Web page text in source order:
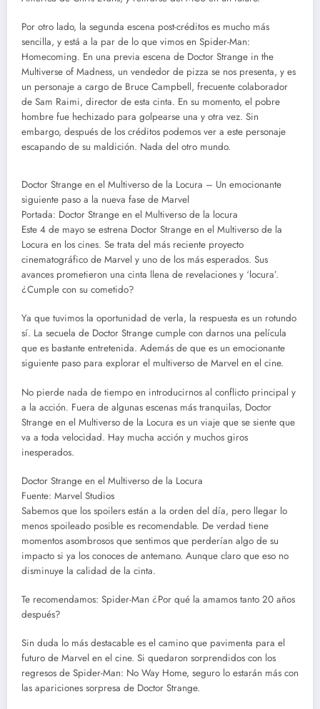
Por otro lado, la segunda escena post-créditos es mucho más
sencilla, y está a la par de lo que vimos en Spider-Man:
Homecoming. En una previa escena de Doctor Strange in the
Multiverse of Madness, un vendedor de pizza se nos presenta, y es
un personaje a cargo de Bruce Campbell, frecuente colaborador
de Sam Raimi, director de esta cinta. En su momento, el pobre
hombre fue hechizado para golpearse una y otra vez. Sin
embargo, después de los créditos podemos ver a este personaje
escapando de su maldición. Nada del otro mundo.
Doctor Strange en el Multiverso de la Locura – Un emocionante
siguiente paso a la nueva fase de Marvel
Portada: Doctor Strange en el Multiverso de la locura
Este 4 de mayo se estrena Doctor Strange en el Multiverso de la
Locura en los cines. Se trata del más reciente proyecto
cinematográfico de Marvel y uno de los más esperados. Sus
avances prometieron una cinta llena de revelaciones y ‘locura’.
¿Cumple con su cometido?
Ya que tuvimos la oportunidad de verla, la respuesta es un rotundo
sí. La secuela de Doctor Strange cumple con darnos una película
que es bastante entretenida. Además de que es un emocionante
siguiente paso para explorar el multiverso de Marvel en el cine.
No pierde nada de tiempo en introducirnos al conflicto principal y
a la acción. Fuera de algunas escenas más tranquilas, Doctor
Strange en el Multiverso de la Locura es un viaje que se siente que
va a toda velocidad. Hay mucha acción y muchos giros
inesperados.
Doctor Strange en el Multiverso de la Locura
Fuente: Marvel Studios
Sabemos que los spoilers están a la orden del día, pero llegar lo
menos spoileado posible es recomendable. De verdad tiene
momentos asombrosos que sentimos que perderían algo de su
impacto si ya los conoces de antemano. Aunque claro que eso no
disminuye la calidad de la cinta.
Te recomendamos: Spider-Man ¿Por qué la amamos tanto 20 años
después?
Sin duda lo más destacable es el camino que pavimenta para el
futuro de Marvel en el cine. Si quedaron sorprendidos con los
regresos de Spider-Man: No Way Home, seguro lo estarán más con
las apariciones sorpresa de Doctor Strange.